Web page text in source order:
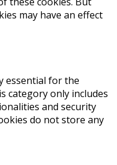
may have an effect
essential for the
category only includes
and security
do not store any